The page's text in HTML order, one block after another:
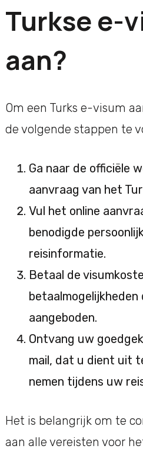
Turkse e-
aan?
Om een Turks e-visum
de volgende stappen te
Ga naar de officiële
aanvraag van het
Vul het online
benodigde
reisinformatie.
Betaal de
betaalmogelijkheden
aangeboden.
Ontvang uw
mail, dat u dient uit
nemen tijdens uw
Het is belangrijk om te
aan alle vereisten voor